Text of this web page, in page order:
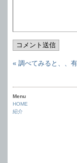
コメント送信
« 調べてみると、、
Menu
HOME
紹介